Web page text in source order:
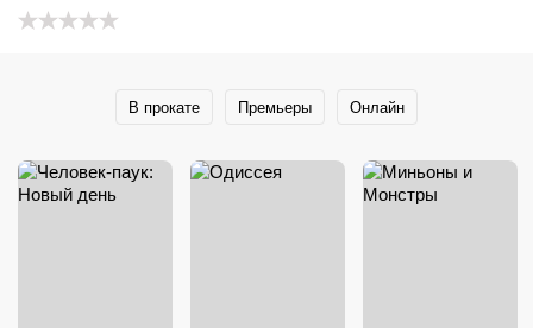
В прокате Премьеры Онлайн